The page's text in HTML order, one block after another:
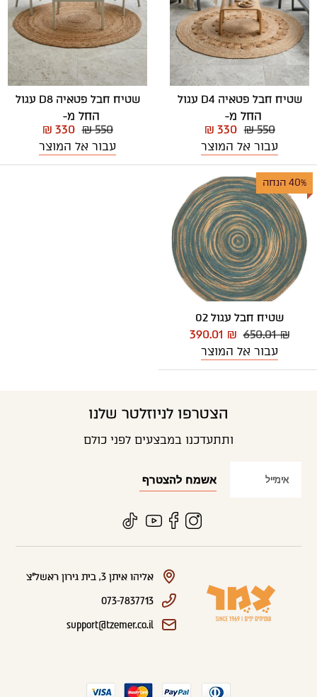
שטיח חבל פטאיה D4 עגול
החל מ-
₪ 550
₪ 330
עבור אל המוצר
שטיח חבל פטאיה D8 עגול
החל מ-
₪ 550
₪ 330
עבור אל המוצר
40% הנחה
שטיח חבל עגול 02
650.01 ₪
390.01 ₪
עבור אל המוצר
הצטרפו לניוזלטר שלנו
ותתעדכנו במבצעים לפני כולם
אליהו איתן 3, בית גירון ראשל"צ
073-7837713
support@tzemer.co.il